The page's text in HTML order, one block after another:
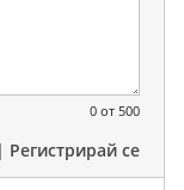
0 от 500
| Регистрирай се